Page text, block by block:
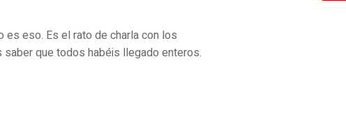
es eso. Es el rato de charla con los
saber que todos habéis llegado enteros.